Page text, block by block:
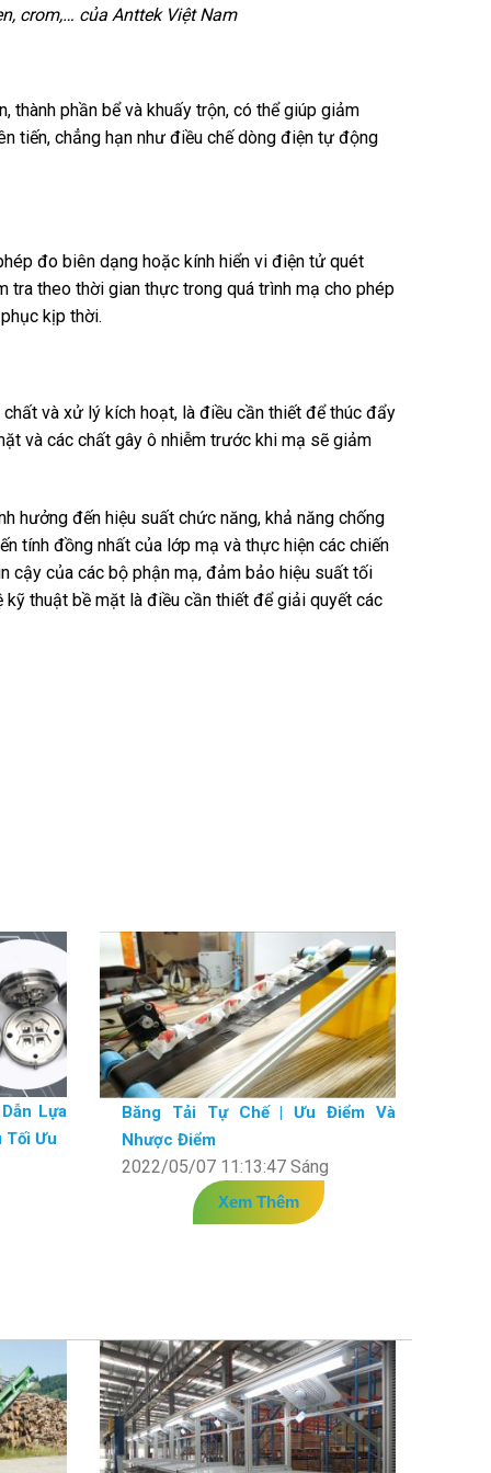
crom,… của Anttek Việt Nam
thành phần bể và khuấy trộn, có thể giúp giảm
tiến, chẳng hạn như điều chế dòng điện tự động
đo biên dạng hoặc kính hiển vi điện tử quét
tra theo thời gian thực trong quá trình mạ cho phép
kịp thời.
và xử lý kích hoạt, là điều cần thiết để thúc đẩy
và các chất gây ô nhiễm trước khi mạ sẽ giảm
hưởng đến hiệu suất chức năng, khả năng chống
tính đồng nhất của lớp mạ và thực hiện các chiến
cậy của các bộ phận mạ, đảm bảo hiệu suất tối
thuật bề mặt là điều cần thiết để giải quyết các
Lựa
Tối Ưu
Băng Tải Tự Chế | Ưu Điểm Và
Nhược Điểm
2022/05/07 11:13:47 Sáng
Xem Thêm